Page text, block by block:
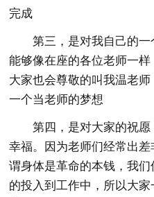
完成
第三，是对我自己的一
能够像在座的各位老师一
大家也会尊敬的叫我温老
一个当老师的梦想
第四，是对大家的祝愿
幸福。因为老师们经常出
谓身体是革命的本钱，我
的投入到工作中，所以大